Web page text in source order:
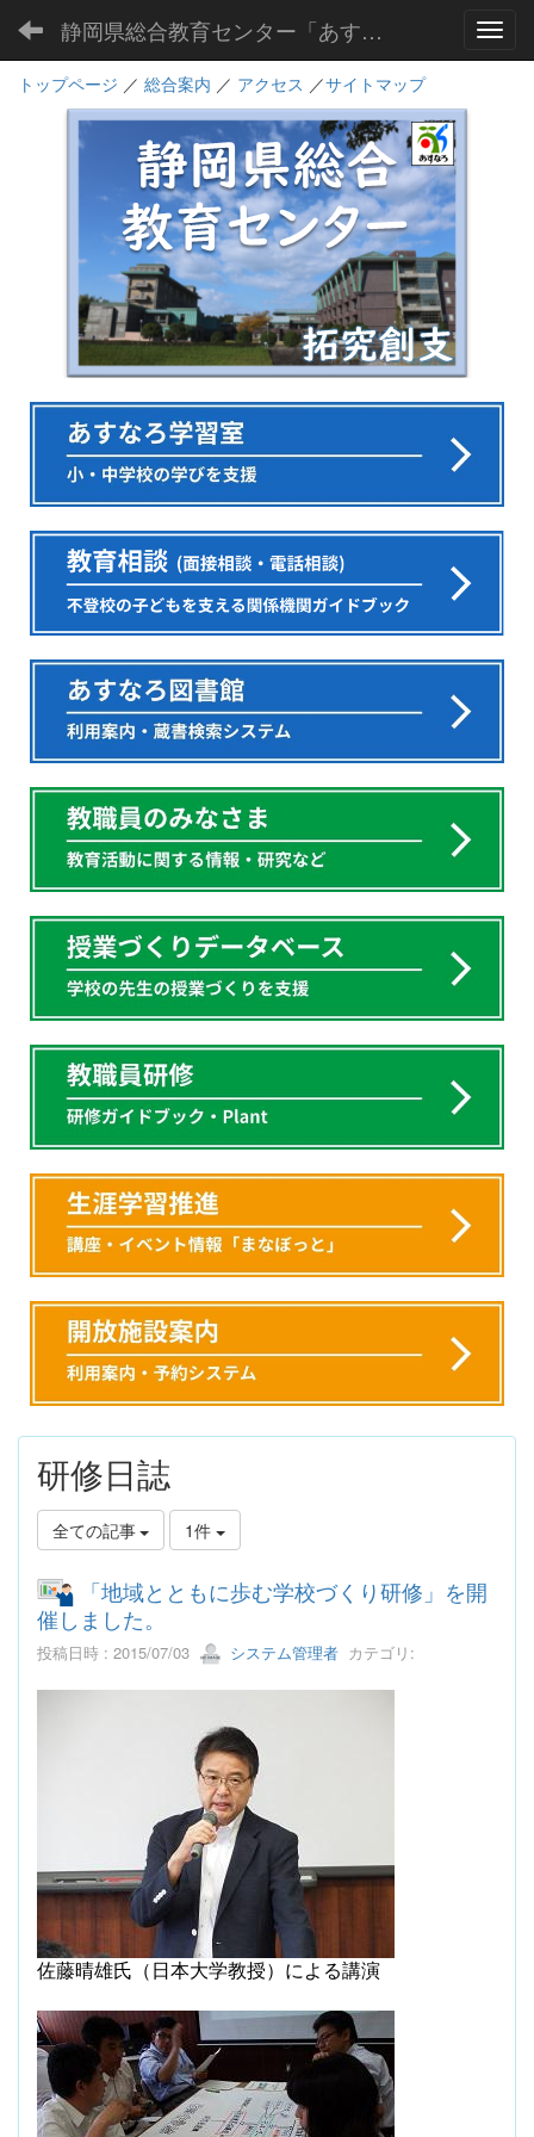
静岡県総合教育センター「あすなろ」
トップページ ／ 総合案内 ／ アクセス ／サイトマップ
研修日誌
全ての記事 1件
「地域とともに歩む学校づくり研修」を開
催しました。
投稿日時 : 2015/07/03 システム管理者 カテゴリ:
佐藤晴雄氏（日本大学教授）による講演